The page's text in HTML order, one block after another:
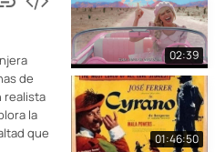
de
realista
la
que
02:39
01:46:50